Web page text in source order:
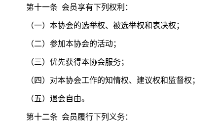
第十一条 会员享有下列权利：
（一）本协会的选举权、被选举权和表决权；
（二）参加本协会的活动；
（三）优先获得本协会服务；
（四）对本协会工作的知情权、建议权和监督权；
（五）退会自由。
第十二条 会员履行下列义务：